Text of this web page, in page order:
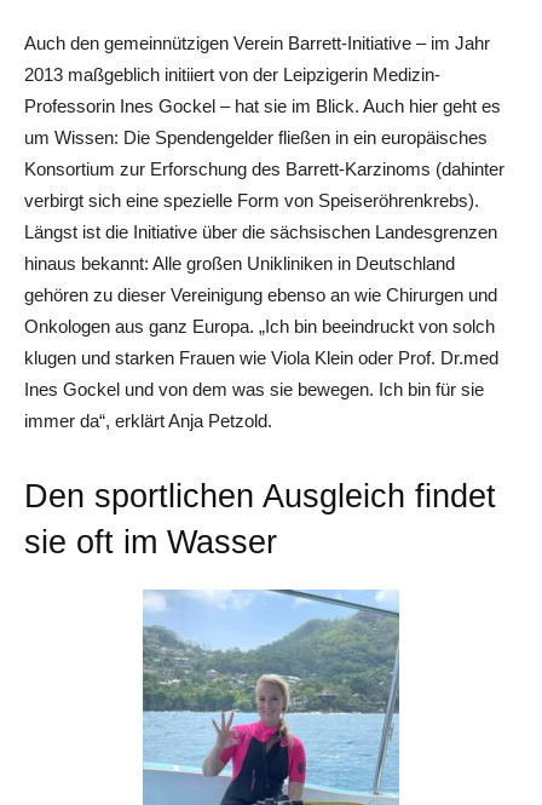
Auch den gemeinnützigen Verein Barrett-Initiative – im Jahr
2013 maßgeblich initiiert von der Leipzigerin Medizin-
Professorin Ines Gockel – hat sie im Blick. Auch hier geht es
um Wissen: Die Spendengelder fließen in ein europäisches
Konsortium zur Erforschung des Barrett-Karzinoms (dahinter
verbirgt sich eine spezielle Form von Speiseröhrenkrebs).
Längst ist die Initiative über die sächsischen Landesgrenzen
hinaus bekannt: Alle großen Unikliniken in Deutschland
gehören zu dieser Vereinigung ebenso an wie Chirurgen und
Onkologen aus ganz Europa. „Ich bin beeindruckt von solch
klugen und starken Frauen wie Viola Klein oder Prof. Dr.med
Ines Gockel und von dem was sie bewegen. Ich bin für sie
immer da“, erklärt Anja Petzold.
Den sportlichen Ausgleich findet
sie oft im Wasser